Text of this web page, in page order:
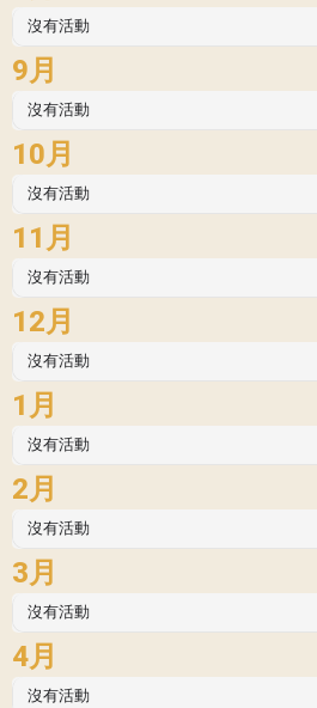
沒有活動
9月
沒有活動
10月
沒有活動
11月
沒有活動
12月
沒有活動
1月
沒有活動
2月
沒有活動
3月
沒有活動
4月
沒有活動